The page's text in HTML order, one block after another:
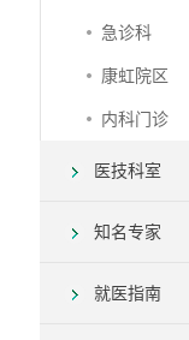
急诊科
康虹院区
内科门诊
医技科室
知名专家
就医指南